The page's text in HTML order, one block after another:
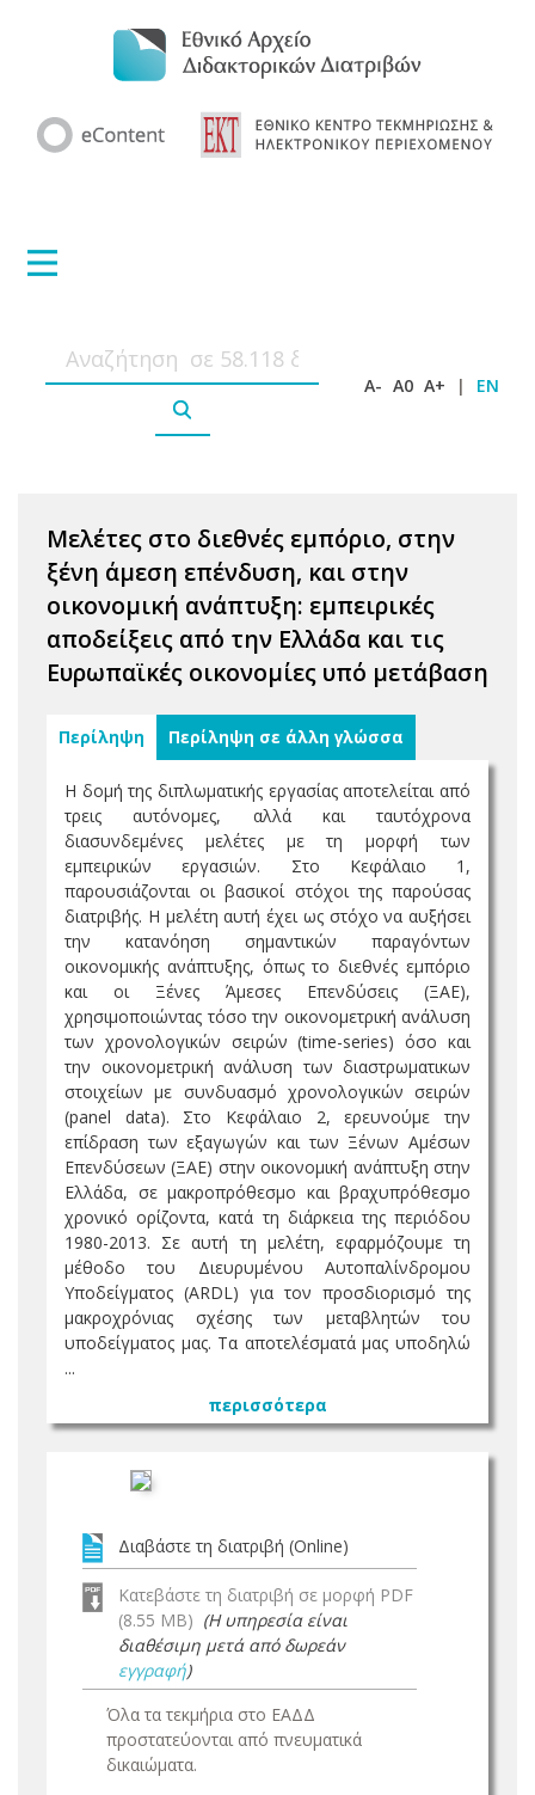
A- A0 A+ | EN
Μελέτες στο διεθνές εμπόριο, στην
ξένη άμεση επένδυση, και στην
οικονομική ανάπτυξη: εμπειρικές
αποδείξεις από την Ελλάδα και τις
Ευρωπαϊκές οικονομίες υπό μετάβαση
Περίληψη Περίληψη σε άλλη γλώσσα
Η δομή της διπλωματικής εργασίας αποτελείται από
τρεις αυτόνομες, αλλά και ταυτόχρονα
διασυνδεμένες μελέτες με τη μορφή των
εμπειρικών εργασιών. Στο Κεφάλαιο 1,
παρουσιάζονται οι βασικοί στόχοι της παρούσας
διατριβής. Η μελέτη αυτή έχει ως στόχο να αυξήσει
την κατανόηση σημαντικών παραγόντων
οικονομικής ανάπτυξης, όπως το διεθνές εμπόριο
και οι Ξένες Άμεσες Επενδύσεις (ΞΑΕ),
χρησιμοποιώντας τόσο την οικονομετρική ανάλυση
των χρονολογικών σειρών (time-series) όσο και
την οικονομετρική ανάλυση των διαστρωματικων
στοιχείων με συνδυασμό χρονολογικών σειρών
(panel data). Στο Κεφάλαιο 2, ερευνούμε την
επίδραση των εξαγωγών και των Ξένων Αμέσων
Επενδύσεων (ΞΑΕ) στην οικονομική ανάπτυξη στην
Ελλάδα, σε μακροπρόθεσμο και βραχυπρόθεσμο
χρονικό ορίζοντα, κατά τη διάρκεια της περιόδου
1980-2013. Σε αυτή τη μελέτη, εφαρμόζουμε τη
μέθοδο του Διευρυμένου Αυτοπαλίνδρομου
Υποδείγματος (ARDL) για τον προσδιορισμό της
μακροχρόνιας σχέσης των μεταβλητών του
υποδείγματος μας. Τα αποτελέσματά μας υποδηλώ
...
περισσότερα
Διαβάστε τη διατριβή (Online)
Κατεβάστε τη διατριβή σε μορφή PDF
(8.55 MB) (Η υπηρεσία είναι
διαθέσιμη μετά από δωρεάν
εγγραφή)
Όλα τα τεκμήρια στο ΕΑΔΔ
προστατεύονται από πνευματικά
δικαιώματα.